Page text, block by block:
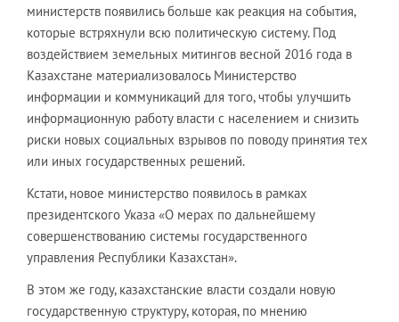
министерств появились больше как реакция на события,
которые встряхнули всю политическую систему. Под
воздействием земельных митингов весной 2016 года в
Казахстане материализовалось Министерство
информации и коммуникаций для того, чтобы улучшить
информационную работу власти с населением и снизить
риски новых социальных взрывов по поводу принятия тех
или иных государственных решений.
Кстати, новое министерство появилось в рамках
президентского Указа «О мерах по дальнейшему
совершенствованию системы государственного
управления Республики Казахстан».
В этом же году, казахстанские власти создали новую
государственную структуру, которая, по мнению